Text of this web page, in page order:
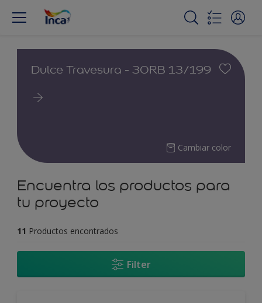
Dulce Travesura - 30RB 13/199
Cambiar color
Encuentra los productos para
tu proyecto
11 Productos encontrados
Filter